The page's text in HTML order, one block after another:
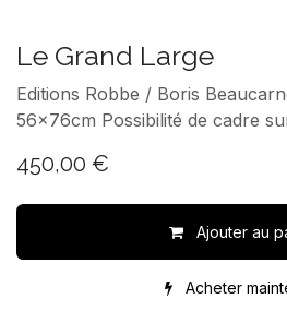
Le Grand Large
Editions Robbe / Boris
56x76cm Possibilité de cadre
450,00 €
Ajouter au
Acheter